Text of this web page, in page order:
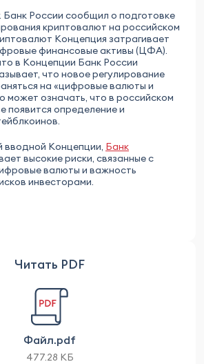
Банк России сообщил о подготовке
криптовалют на российском
Концепция затрагивает
финансовые активы (ЦФА).
в Концепции Банк России
что новое регулирование
на «цифровые валюты и
может означать, что в российском
появится определение и
вводной Концепции, Банк
высокие риски, связанные с
валюты и важность
инвесторами.
Читать PDF
Файл.pdf
477.28 КБ